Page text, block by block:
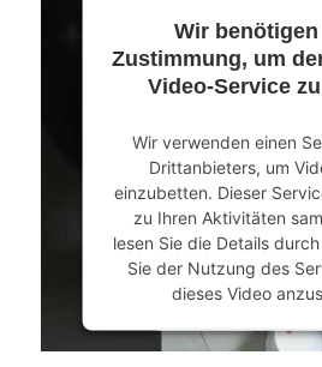
Mehr
powered by
Management Platform
Wir
Zustimmung, um
Video-Service
Wir verwenden einen
Drittanbieters, um
einzubetten. Dieser
zu Ihren Aktivitäten
lesen Sie die Details
Sie der Nutzung des
dieses Video
Mehr